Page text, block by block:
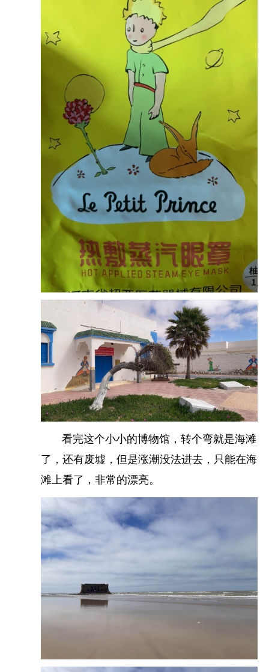
赶在12点前退房，然后带着行李去火车站，在火车
站吃了个麦当劳，然后买票去机场。
看完这个小小的博物馆，转个弯就是海滩
了，还有废墟，但是涨潮没法进去，只能在海
滩上看了，非常的漂亮。